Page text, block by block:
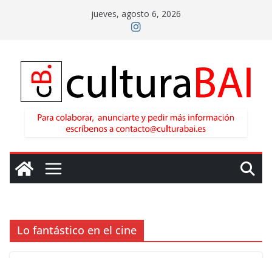
jueves, agosto 6, 2026
Lo fantástico en el cine